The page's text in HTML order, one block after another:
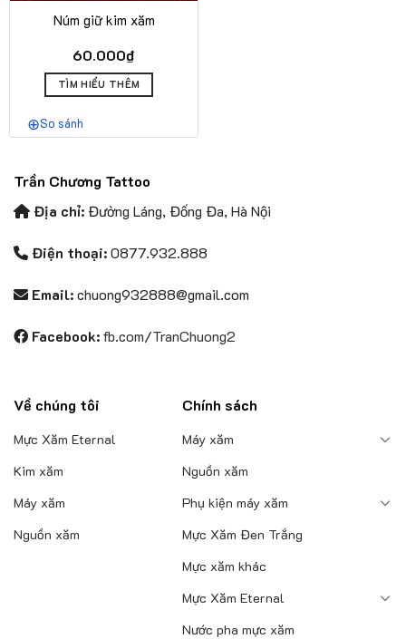
Núm giữ kim xăm
60.000₫
TÌM HIỂU THÊM
Các
tùy
có
được
trên
So sánh
Trần Chương Tattoo
Địa chỉ: Đường Láng, Đống Đa, Hà Nội
Điện thoại:0877.932.888
Email:chuong932888@gmail.com
Facebook:fb.com/TranChuong2
Về chúng tôi
Mực Xăm Eternal
Kim xăm
Máy xăm
Nguồn xăm
Chính sách
Máy xăm
Nguồn xăm
Phụ kiện máy xăm
Mực Xăm Đen Trắng
Mực xăm khác
Mực Xăm Eternal
Nước pha mực xăm